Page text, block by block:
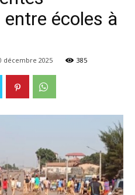
écoles à
décembre 2025 385